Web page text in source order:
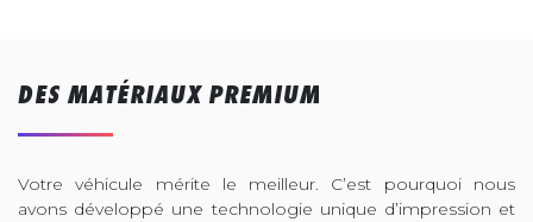
DES MATÉRIAUX PREMIUM
Votre véhicule mérite le meilleur. C’est pourquoi nous
avons développé une technologie unique d’impression et